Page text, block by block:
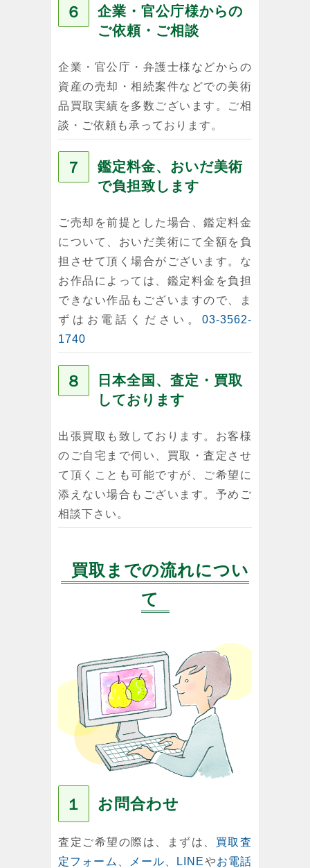
６
企業・官公庁様からの
ご依頼・ご相談
企業・官公庁・弁護士様などからの
資産の売却・相続案件などでの美術
品買取実績を多数ございます。ご相
談・ご依頼も承っております。
７
鑑定料金、おいだ美術
で負担致します
ご売却を前提とした場合、鑑定料金
について、おいだ美術にて全額を負
担させて頂く場合がございます。な
お作品によっては、鑑定料金を負担
できない作品もございますので、ま
ずはお電話ください。 03-3562-
1740
８
日本全国、査定・買取
しております
出張買取も致しております。お客様
のご自宅まで伺い、買取・査定させ
て頂くことも可能ですが、ご希望に
添えない場合もございます。予めご
相談下さい。
買取までの流れについ
て
１ お問合わせ
査定ご希望の際は、まずは、 買取査
定フォーム
メール LINEやお電話